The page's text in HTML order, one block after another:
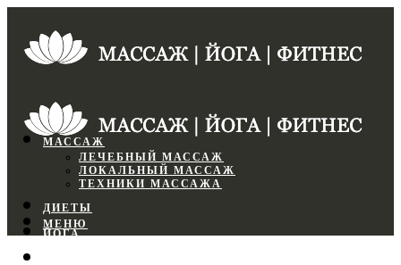
МАССАЖ
ЛЕЧЕБНЫЙ МАССАЖ
ЛОКАЛЬНЫЙ МАССАЖ
ТЕХНИКИ МАССАЖА
ДИЕТЫ
ЙОГА
МЕНЮ